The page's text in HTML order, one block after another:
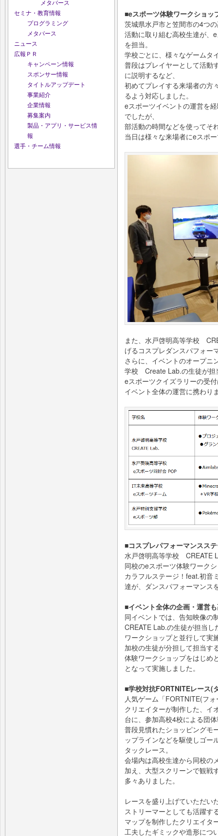
メタバース
セミナ・教育情報
プログラミング
メタバース
ニュース
広報ＰＲ
キャンペーン情報
スポンサー情報
タイトルアップデート
事業紹介
企業情報
募集案内
製品・アプリ・サービス情
報
選手・チーム情報
■eスポーツ体験ワークショッ
茨城県水戸市と笠間市の4つ
活動に取り組む高校生達が、
を担当。
学校ごとに、様々なゲームタ
普段はプレイヤーとして活動
に説明するなど、
初めてプレイする来場者の方
るよう対応しました。
eスポーツイベントの運営を
でしたが、
部活動の時間などを使ってそ
当日は様々な来場者にeスポ
また、水戸啓明高等学校
げるコスプレダンスパフォー
さらに、イベントのオープニ
学校 Create Lab.の生徒が担
eスポーツクイズラリーの受
イベント全体の運営に携わり
■コスプレパフォーマンスス
水戸啓明高等学校 CREATE
同校のeスポーツ体験ワーク
カラフルステージ！feat.初音
達が、ダンスパフォーマンス
■イベント全体の企画・運営
同イベントでは、告知映像
CREATE Lab.の生徒が担当し
ワークショップと並行して実
加校の生徒が分担して担当す
体験ワークショップをはじめ
となって実施しました。
■学校対抗FORTNITEレース(
人気ゲーム「FORTNITE(フ
クリエイターが制作した、イ
台に、参加高校4校による団
普段見慣れたショッピングモ
ップラインなどを駆使しゴー
タックレース。
会場内は高校生達から同校の
加え、大型スクリーンで観戦
多々ありました。
レースを盛り上げていただい
ストリーマーとしても活躍す
マップを制作したクリエイタ
工夫したギミックや造形につ